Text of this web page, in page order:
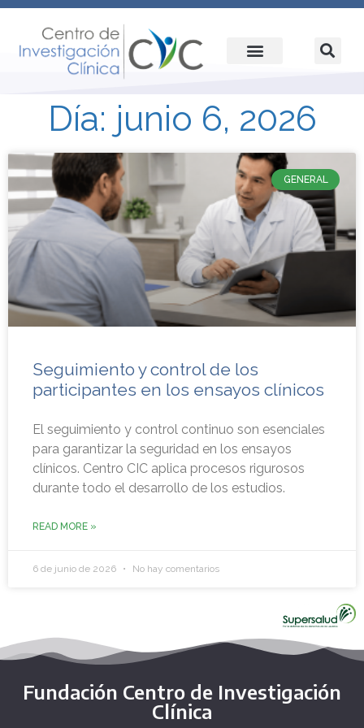
Día: junio 6, 2026
GENERAL
Seguimiento y control de los
participantes en los ensayos clínicos
El seguimiento y control continuo son esenciales
para garantizar la seguridad en los ensayos
clínicos. Centro CIC aplica procesos rigurosos
durante todo el desarrollo de los estudios.
READ MORE »
6 de junio de 2026 No hay comentarios
Fundación Centro de Investigación
Clínica